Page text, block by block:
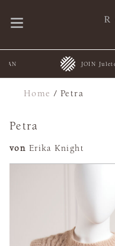
JOIN Juleteppe KAL
Home /Petra
Petra
von Erika Knight